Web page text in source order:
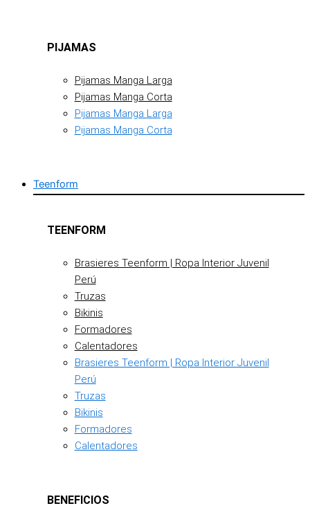
PIJAMAS
Pijamas Manga Larga
Pijamas Manga Corta
Pijamas Manga Larga
Pijamas Manga Corta
Teenform
TEENFORM
Brasieres Teenform | Ropa Interior Juvenil
Perú
Truzas
Bikinis
Formadores
Calentadores
Brasieres Teenform | Ropa Interior Juvenil
Perú
Truzas
Bikinis
Formadores
Calentadores
BENEFICIOS